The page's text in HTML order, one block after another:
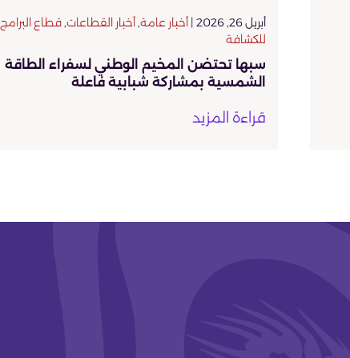
أبريل 26, 2026 | أخبار عامة,أخبار القطاعات,قطاع البرامج
للكشافة
سبها تحتضن المخيم الوطني لسفراء الطاقة
الشمسية بمشاركة شبابية فاعلة
قراءة المزيد